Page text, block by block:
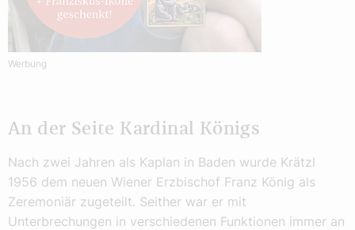
Werbung
An der Seite Kardinal Königs
Nach zwei Jahren als Kaplan in Baden wurde Krätzl
1956 dem neuen Wiener Erzbischof Franz König als
Zeremoniär zugeteilt. Seither war er mit
Unterbrechungen in verschiedenen Funktionen immer an